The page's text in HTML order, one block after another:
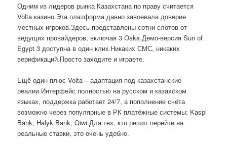
Одним из лидеров рынка Казахстана по праву считается
Volta казино.Эта платформа давно завоевала доверие
местных игроков.Здесь представлены сотни слотов от
ведущих провайдеров, включая 3 Oaks.Демо-версия Sun of
Egypt 3 доступна в один клик.Никаких СМС, никаких
верификаций.Просто заходите и играете.
Ещё один плюс Volta – адаптация под казахстанские
реалии.Интерфейс полностью на русском и казахском
языках, поддержка работает 24/7, а пополнение счёта
возможно через популярные в РК платёжные системы: Kaspi
Bank, Halyk Bank, Qiwi.Для тех, кто решит перейти на
реальные ставки, это очень удобно.